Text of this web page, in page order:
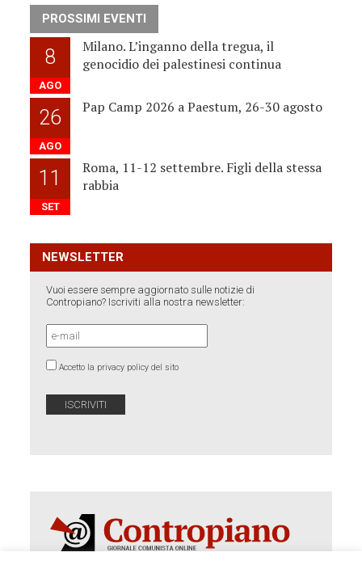
PROSSIMI EVENTI
8
AGO
Milano. L’inganno della tregua, il
genocidio dei palestinesi continua
26
AGO
Pap Camp 2026 a Paestum, 26-30 agosto
11
SET
Roma, 11-12 settembre. Figli della stessa
rabbia
NEWSLETTER
Vuoi essere sempre aggiornato sulle notizie di
Contropiano? Iscriviti alla nostra newsletter:
Accetto la privacy policy del sito